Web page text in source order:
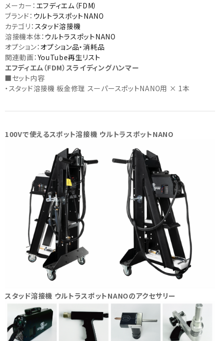
メーカー： エフディエム（FDM）
ブランド： ウルトラスポットNANO
カテゴリ： スタッド溶接機
溶接機本体： ウルトラスポットNANO
オプション： オプション品・消耗品
関連動画：YouTube再生リスト
エフディエム（FDM）スライディングハンマー
■セット内容
・スタッド溶接機 板金修理 スーパースポットNANO用 × 1本
100Vで使えるスポット溶接機 ウルトラスポットNANO
スタッド溶接機 ウルトラスポットNANOのアクセサリー